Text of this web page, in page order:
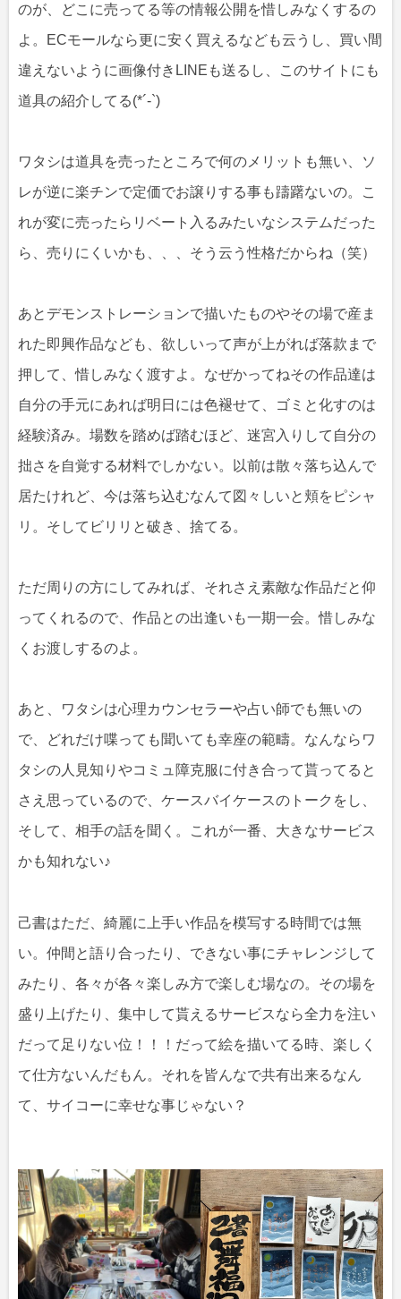
のが、どこに売ってる等の情報公開を惜しみなくするの
よ。ECモールなら更に安く買えるなども云うし、買い間
違えないように画像付きLINEも送るし、このサイトにも
道具の紹介してる(*´-`)
ワタシは道具を売ったところで何のメリットも無い、ソ
レが逆に楽チンで定価でお譲りする事も躊躇ないの。こ
れが変に売ったらリベート入るみたいなシステムだった
ら、売りにくいかも、、、そう云う性格だからね（笑）
あとデモンストレーションで描いたものやその場で産ま
れた即興作品なども、欲しいって声が上がれば落款まで
押して、惜しみなく渡すよ。なぜかってねその作品達は
自分の手元にあれば明日には色褪せて、ゴミと化すのは
経験済み。場数を踏めば踏むほど、迷宮入りして自分の
拙さを自覚する材料でしかない。以前は散々落ち込んで
居たけれど、今は落ち込むなんて図々しいと頬をピシャ
リ。そしてビリリと破き、捨てる。
ただ周りの方にしてみれば、それさえ素敵な作品だと仰
ってくれるので、作品との出逢いも一期一会。惜しみな
くお渡しするのよ。
あと、ワタシは心理カウンセラーや占い師でも無いの
で、どれだけ喋っても聞いても幸座の範疇。なんならワ
タシの人見知りやコミュ障克服に付き合って貰ってると
さえ思っているので、ケースバイケースのトークをし、
そして、相手の話を聞く。これが一番、大きなサービス
かも知れない♪
己書はただ、綺麗に上手い作品を模写する時間では無
い。仲間と語り合ったり、できない事にチャレンジして
みたり、各々が各々楽しみ方で楽しむ場なの。その場を
盛り上げたり、集中して貰えるサービスなら全力を注い
だって足りない位！！！だって絵を描いてる時、楽しく
て仕方ないんだもん。それを皆んなで共有出来るなん
て、サイコーに幸せな事じゃない？